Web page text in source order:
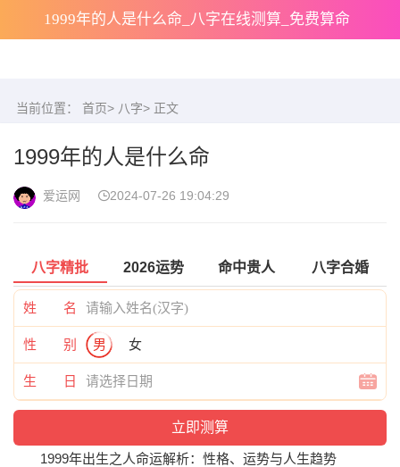
1999年的人是什么命_八字在线测算_免费算命
当前位置： 首页> 八字> 正文
1999年的人是什么命
爱运网 2024-07-26 19:04:29
八字精批 2026运势 命中贵人 八字合婚
姓 名
性 别 男 女
生 日
1999年出生之人命运解析：性格、运势与人生趋势